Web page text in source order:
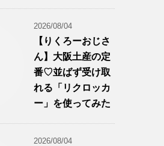
2026/08/04
【りくろーおじさ
ん】大阪土産の定
番♡並ばず受け取
れる「リクロッカ
ー」を使ってみた
2026/08/04